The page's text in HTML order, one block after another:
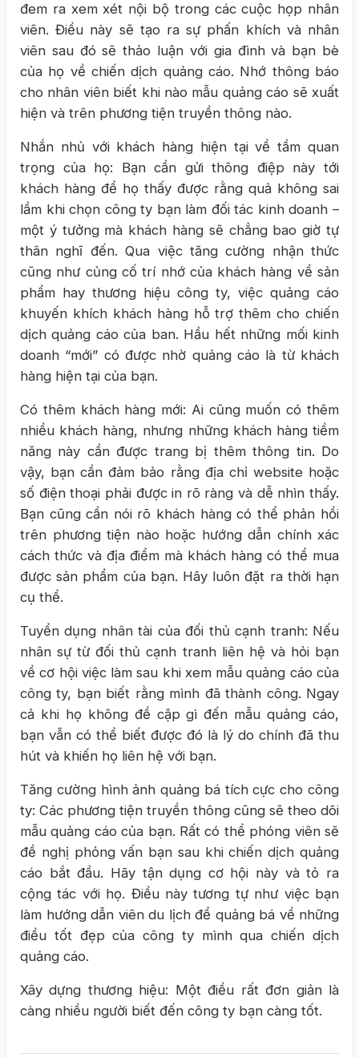
đem ra xem xét nội bộ trong các cuộc họp nhân
viên. Điều này sẽ tạo ra sự phấn khích và nhân
viên sau đó sẽ thảo luận với gia đình và bạn bè
của họ về chiến dịch quảng cáo. Nhớ thông báo
cho nhân viên biết khi nào mẫu quảng cáo sẽ xuất
hiện và trên phương tiện truyền thông nào.
Nhắn nhủ với khách hàng hiện tại về tầm quan
trọng của họ: Bạn cần gửi thông điệp này tới
khách hàng để họ thấy được rằng quả không sai
lầm khi chọn công ty bạn làm đối tác kinh doanh –
một ý tưởng mà khách hàng sẽ chẳng bao giờ tự
thân nghĩ đến. Qua việc tăng cường nhận thức
cũng như củng cố trí nhớ của khách hàng về sản
phẩm hay thương hiệu công ty, việc quảng cáo
khuyến khích khách hàng hỗ trợ thêm cho chiến
dịch quảng cáo của ban. Hầu hết những mối kinh
doanh “mới” có được nhờ quảng cáo là từ khách
hàng hiện tại của bạn.
Có thêm khách hàng mới: Ai cũng muốn có thêm
nhiều khách hàng, nhưng những khách hàng tiềm
năng này cần được trang bị thêm thông tin. Do
vậy, bạn cần đảm bảo rằng địa chỉ website hoặc
số điện thoại phải được in rõ ràng và dễ nhìn thấy.
Bạn cũng cần nói rõ khách hàng có thể phản hồi
trên phương tiện nào hoặc hướng dẫn chính xác
cách thức và địa điểm mà khách hàng có thể mua
được sản phẩm của bạn. Hãy luôn đặt ra thời hạn
cụ thể.
Tuyển dụng nhân tài của đối thủ cạnh tranh: Nếu
nhân sự từ đối thủ cạnh tranh liên hệ và hỏi bạn
về cơ hội việc làm sau khi xem mẫu quảng cáo của
công ty, bạn biết rằng mình đã thành công. Ngay
cả khi họ không đề cập gì đến mẫu quảng cáo,
bạn vẫn có thể biết được đó là lý do chính đã thu
hút và khiến họ liên hệ với bạn.
Tăng cường hình ảnh quảng bá tích cực cho công
ty: Các phương tiện truyền thông cũng sẽ theo dõi
mẫu quảng cáo của bạn. Rất có thể phóng viên sẽ
đề nghị phỏng vấn bạn sau khi chiến dịch quảng
cáo bắt đầu. Hãy tận dụng cơ hội này và tỏ ra
cộng tác với họ. Điều này tương tự như việc bạn
làm hướng dẫn viên du lịch để quảng bá về những
điều tốt đẹp của công ty mình qua chiến dịch
quảng cáo.
Xây dựng thương hiệu: Một điều rất đơn giản là
càng nhiều người biết đến công ty bạn càng tốt.